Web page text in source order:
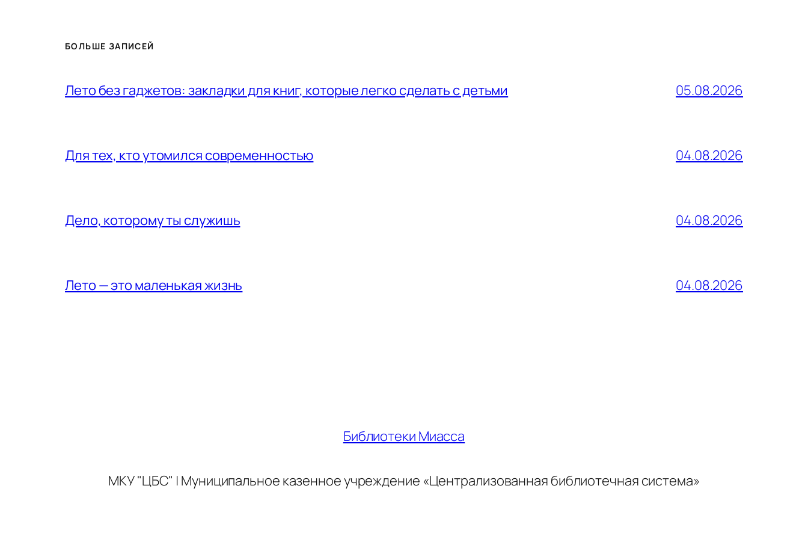
БОЛЬШЕ ЗАПИСЕЙ
Лето без гаджетов: закладки для книг, которые легко сделать с детьми 05.08.2026
Для тех, кто утомился современностью 04.08.2026
Дело, которому ты служишь 04.08.2026
Лето — это маленькая жизнь 04.08.2026
Библиотеки Миасса
МКУ "ЦБС" | Муниципальное казенное учреждение «Централизованная библиотечная система»